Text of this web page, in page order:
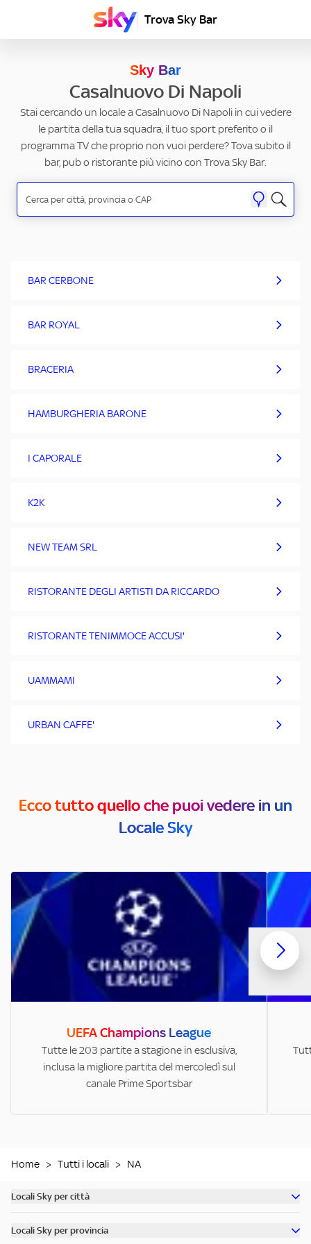
Trova Sky Bar
Sky Bar
Casalnuovo Di Napoli
Stai cercando un locale a Casalnuovo Di Napoli in cui vedere
le partita della tua squadra, il tuo sport preferito o il
programma TV che proprio non vuoi perdere? Tova subito il
bar, pub o ristorante più vicino con Trova Sky Bar.
BAR CERBONE
BAR ROYAL
BRACERIA
HAMBURGHERIA BARONE
I CAPORALE
K2K
NEW TEAM SRL
RISTORANTE DEGLI ARTISTI DA RICCARDO
RISTORANTE TENIMMOCE ACCUSI'
UAMMAMI
URBAN CAFFE'
Ecco tutto quello che puoi vedere in un
Locale Sky
UEFA Champions League
Tutte le 203 partite a stagione in esclusiva,
inclusa la migliore partita del mercoledì sul
canale Prime Sportsbar
Home > Tutti i locali > NA
Locali Sky per città
Scopri tutti i bar di Roma
Locali Sky per provincia